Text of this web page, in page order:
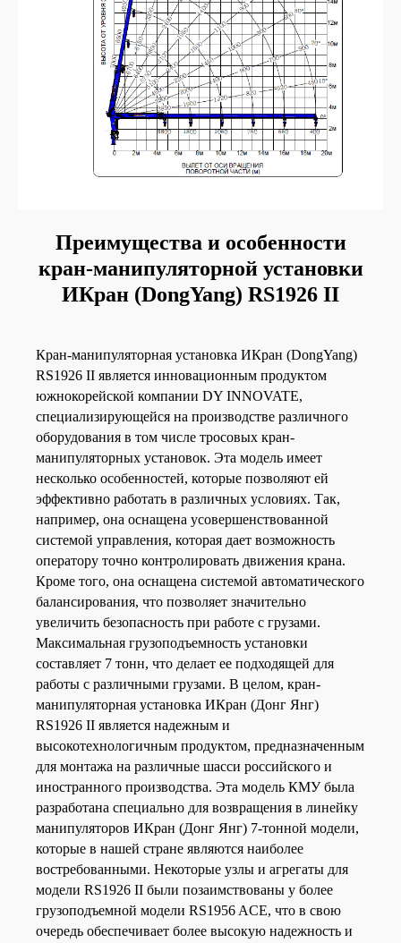
Преимущества и особенности
кран-манипуляторной установки
ИКран (DongYang) RS1926 II
Кран-манипуляторная установка ИКран (DongYang)
RS1926 II является инновационным продуктом
южнокорейской компании DY INNOVATE,
специализирующейся на производстве различного
оборудования в том числе тросовых кран-
манипуляторных установок. Эта модель имеет
несколько особенностей, которые позволяют ей
эффективно работать в различных условиях. Так,
например, она оснащена усовершенствованной
системой управления, которая дает возможность
оператору точно контролировать движения крана.
Кроме того, она оснащена системой автоматического
балансирования, что позволяет значительно
увеличить безопасность при работе с грузами.
Максимальная грузоподъемность установки
составляет 7 тонн, что делает ее подходящей для
работы с различными грузами. В целом, кран-
манипуляторная установка ИКран (Донг Янг)
RS1926 II является надежным и
высокотехнологичным продуктом, предназначенным
для монтажа на различные шасси российского и
иностранного производства. Эта модель КМУ была
разработана специально для возвращения в линейку
манипуляторов ИКран (Донг Янг) 7-тонной модели,
которые в нашей стране являются наиболее
востребованными. Некоторые узлы и агрегаты для
модели RS1926 II были позаимствованы у более
грузоподъемной модели RS1956 ACE, что в свою
очередь обеспечивает более высокую надежность и